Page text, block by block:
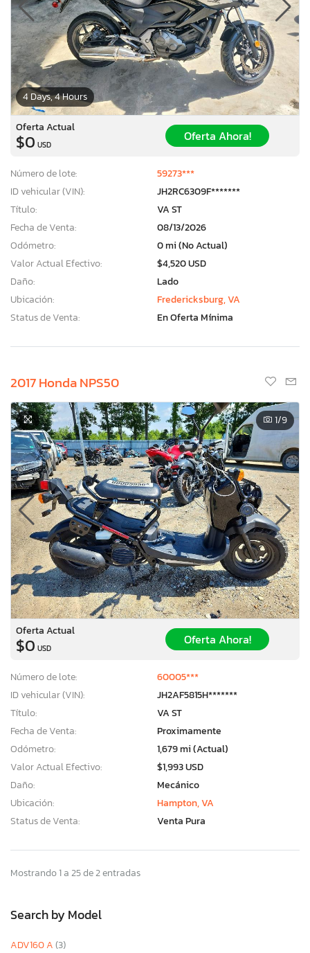
4 Days, 4 Hours
Oferta Actual
$0 USD
Oferta Ahora!
Número de lote:
59273***
ID vehicular (VIN):
JH2RC6309F*******
Título:
VA ST
Fecha de Venta:
08/13/2026
Odómetro:
0 mi (No Actual)
Valor Actual Efectivo:
$4,520 USD
Daño:
Lado
Ubicación:
Fredericksburg, VA
Status de Venta:
En Oferta Mínima
2017 Honda NPS50
1/9
Oferta Actual
$0 USD
Oferta Ahora!
Número de lote:
60005***
ID vehicular (VIN):
JH2AF5815H*******
Título:
VA ST
Fecha de Venta:
Proximamente
Odómetro:
1,679 mi (Actual)
Valor Actual Efectivo:
$1,993 USD
Daño:
Mecánico
Ubicación:
Hampton, VA
Status de Venta:
Venta Pura
Mostrando 1 a 25 de 2 entradas
Search by Model
ADV160 A(3)